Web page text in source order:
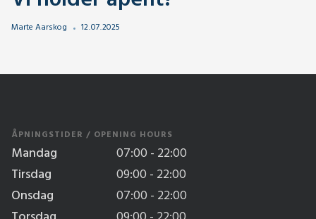
Marte Aarskog 12.07.2025
ÅPNINGSTIDER / OPENING HOURS
Mandag
07:00 - 22:00
Tirsdag
09:00 - 22:00
Onsdag
07:00 - 22:00